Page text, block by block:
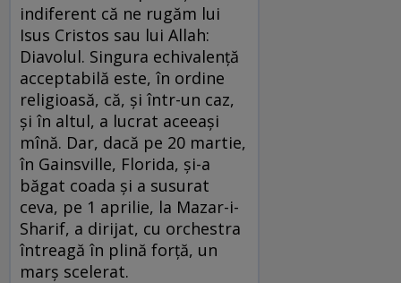
indiferent că ne rugăm lui
Isus Cristos sau lui Allah:
Diavolul. Singura echivalenţă
acceptabilă este, în ordine
religioasă, că, şi într-un caz,
şi în altul, a lucrat aceeaşi
mînă. Dar, dacă pe 20 martie,
în Gainsville, Florida, şi-a
băgat coada şi a susurat
ceva, pe 1 aprilie, la Mazar-i-
Sharif, a dirijat, cu orchestra
întreagă în plină forţă, un
marş scelerat.